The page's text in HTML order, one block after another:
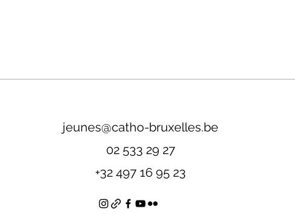
jeunes@catho-bruxelles.be
02 533 29 27
+32 497 16 95 23